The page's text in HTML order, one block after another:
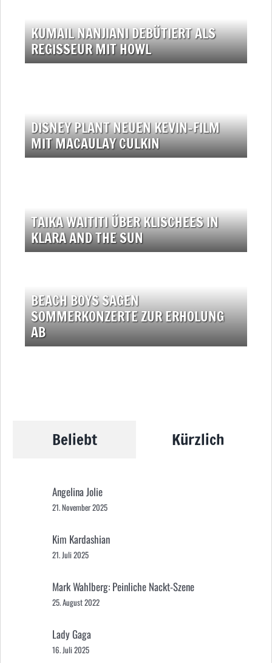
KUMAIL NANJIANI DEBÜTIERT ALS
REGISSEUR MIT HOWL
DISNEY PLANT NEUEN KEVIN-FILM
MIT MACAULAY CULKIN
TAIKA WAITITI ÜBER KLISCHEES IN
KLARA AND THE SUN
BEACH BOYS SAGEN
SOMMERKONZERTE ZUR ERHOLUNG
AB
Beliebt Kürzlich
Angelina Jolie
21. November 2025
Kim Kardashian
21. Juli 2025
Mark Wahlberg: Peinliche Nackt-Szene
25. August 2022
Lady Gaga
16. Juli 2025